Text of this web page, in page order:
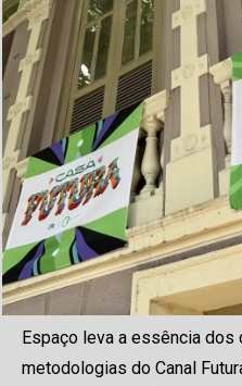
Espaço leva a essência
metodologias do Canal